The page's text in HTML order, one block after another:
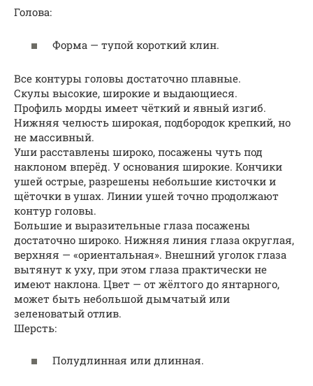
Голова:
Форма — тупой короткий клин.
Все контуры головы достаточно плавные.
Скулы высокие, широкие и выдающиеся.
Профиль морды имеет чёткий и явный изгиб.
Нижняя челюсть широкая, подбородок крепкий, но
не массивный.
Уши расставлены широко, посажены чуть под
наклоном вперёд. У основания широкие. Кончики
ушей острые, разрешены небольшие кисточки и
щёточки в ушах. Линии ушей точно продолжают
контур головы.
Большие и выразительные глаза посажены
достаточно широко. Нижняя линия глаза округлая,
верхняя — «ориентальная». Внешний уголок глаза
вытянут к уху, при этом глаза практически не
имеют наклона. Цвет — от жёлтого до янтарного,
может быть небольшой дымчатый или
зеленоватый отлив.
Шерсть:
Полудлинная или длинная.